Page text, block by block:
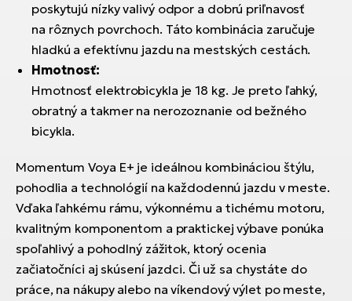
poskytujú nízky valivý odpor a dobrú priľnavosť
na rôznych povrchoch. Táto kombinácia zaručuje
hladkú a efektívnu jazdu na mestských cestách.
Hmotnosť:
Hmotnosť elektrobicykla je 18 kg. Je preto ľahký,
obratný a takmer na nerozoznanie od bežného
bicykla.
Momentum Voya E+ je ideálnou kombináciou štýlu,
pohodlia a technológií na každodennú jazdu v meste.
Vďaka ľahkému rámu, výkonnému a tichému motoru,
kvalitným komponentom a praktickej výbave ponúka
spoľahlivý a pohodlný zážitok, ktorý ocenia
začiatočníci aj skúsení jazdci. Či už sa chystáte do
práce, na nákupy alebo na víkendový výlet po meste,